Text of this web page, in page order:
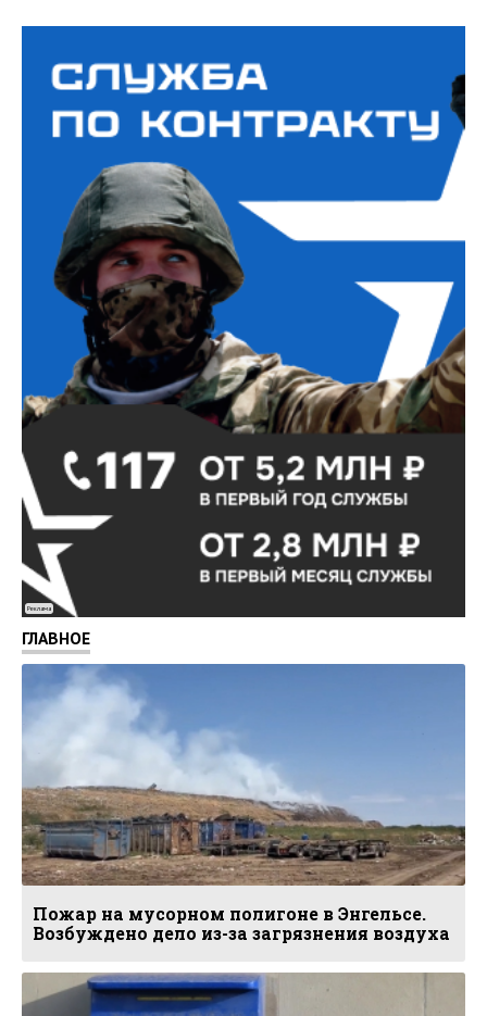
Реклама
ГЛАВНОЕ
Пожар на мусорном полигоне в Энгельсе.
Возбуждено дело из-за загрязнения воздуха